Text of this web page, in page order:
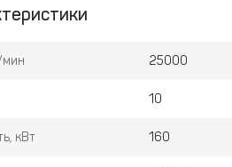
мин 25000
10
кВт 160